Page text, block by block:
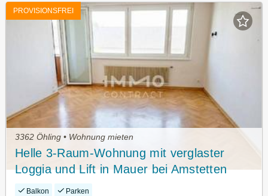
PROVISIONSFREI
3362 Öhling • Wohnung mieten
Helle 3-Raum-Wohnung mit verglaster
Loggia und Lift in Mauer bei Amstetten
Balkon Parken